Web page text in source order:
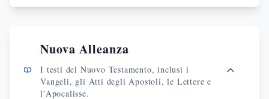
Nuova Alleanza
I testi del Nuovo Testamento, inclusi i
Vangeli, gli Atti degli Apostoli, le Lettere e
l'Apocalisse.